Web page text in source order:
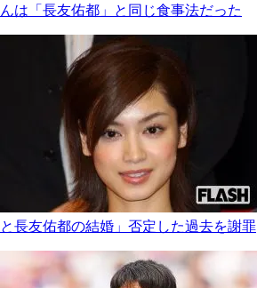
んは「長友佑都」と同じ食事法だった
と長友佑都の結婚」否定した過去を謝罪